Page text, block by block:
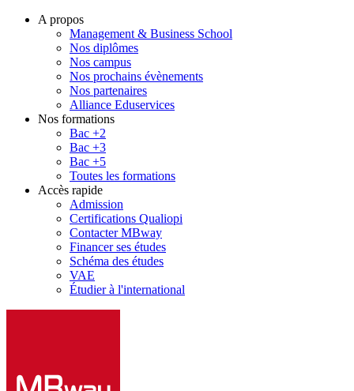
A propos
Management & Business School
Nos diplômes
Nos campus
Nos prochains évènements
Nos partenaires
Alliance Eduservices
Nos formations
Bac +2
Bac +3
Bac +5
Toutes les formations
Accès rapide
Admission
Certifications Qualiopi
Contacter MBway
Financer ses études
Schéma des études
VAE
Étudier à l'international